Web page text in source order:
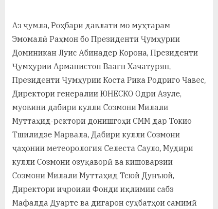
Аз ҷумла, Роҳбари давлати мо муҳтарам
Эмомалӣ Раҳмон бо Президенти Ҷумҳурии
Доминикан Луис Абинадер Корона, Президенти
Ҷумҳурии Арманистон Ваагн Хачатурян,
Президенти Ҷумҳурии Коста Рика Родриго Чавес,
Директори генералии ЮНЕСКО Одри Азуле,
муовини дабири кулли Созмони Милали
Муттаҳид-ректори донишгоҳи СММ дар Токио
Тшилидзе Марвала, Дабири кулли Созмони
ҷаҳонии метеорология Селеста Сауло, Мудири
кулли Созмони озуқаворӣ ва кишоварзии
Созмони Милали Муттаҳид Тсюй Дунъюй,
Директори иҷроияи Фонди иқлимии сабз
Мафалда Дуарте ва дигарон суҳбатҳои самимӣ